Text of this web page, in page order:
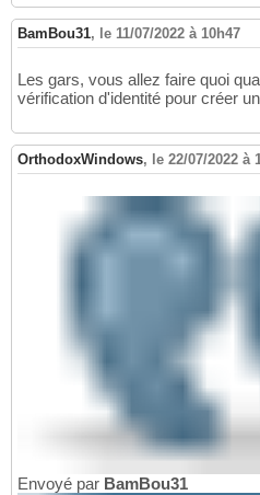
BamBou31, le 11/07/2022 à 10h47
Les gars, vous allez faire quoi
vérification d'identité pour créer
OrthodoxWindows, le 22/07/2022 à
Envoyé par BamBou31